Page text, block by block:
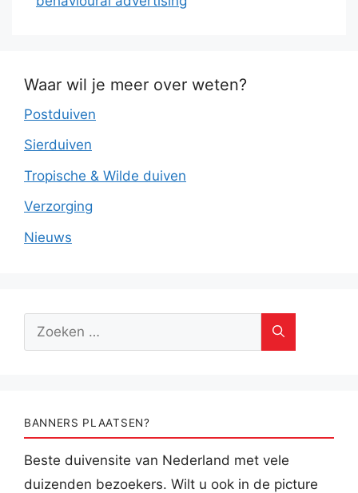
Waar wil je meer over weten?
Postduiven
Sierduiven
Tropische & Wilde duiven
Verzorging
Nieuws
naar:
BANNERS PLAATSEN?
Beste duivensite van Nederland met vele
duizenden bezoekers. Wilt u ook in de picture